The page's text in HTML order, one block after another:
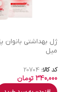
میل
کد کالا: 20704
340,000 تومان